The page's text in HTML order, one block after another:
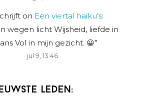
on Een viertal haiku’s:
wegen licht Wijsheid, liefde in
Vol in mijn gezicht. 😀”
jul 9, 13:46
leden: